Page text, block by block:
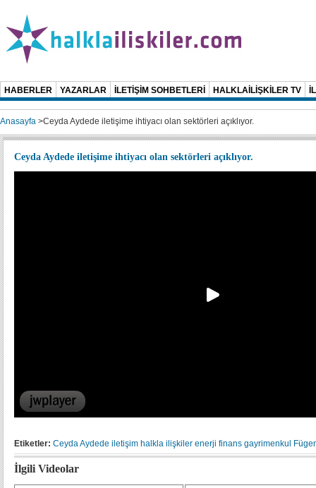
HABERLER YAZARLAR İLETİŞİM SOHBETLERİ HALKLAİLİŞKİLER TV
Anasayfa >Ceyda Aydede iletişime ihtiyacı olan sektörleri açıklıyor.
Ceyda Aydede iletişime ihtiyacı olan sektörleri açıklıyor.
Etiketler: Ceyda Aydede iletişim halkla ilişkiler enerji finans gayrimenkul
İlgili Videolar